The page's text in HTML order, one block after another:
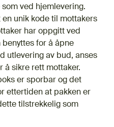
ved hjemlevering.
unik kode til mottakers
har oppgitt ved
benyttes for å åpne
utlevering av bud, anses
å sikre rett mottaker.
er sporbar og det
ettertiden at pakken er
tilstrekkelig som